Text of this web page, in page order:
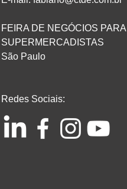
FEIRA DE NEGÓCIOS PARA
SUPERMERCADISTAS
São Paulo
Redes Sociais: